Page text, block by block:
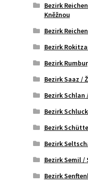
Bezirk
Kněžnou
Bezirk
Bezirk
Bezirk
Bezirk Saaz /
Bezirk Schlan
Bezirk
Bezirk
Bezirk
Bezirk Semil /
Bezirk